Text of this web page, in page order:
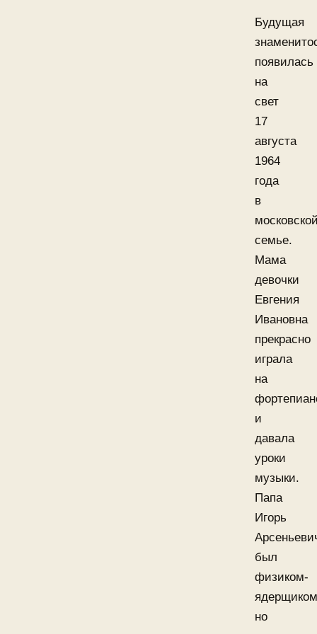
Будущая
появилась
на
свет
17
августа
1964
года
в
семье.
Мама
девочки
Евгения
Ивановна
прекрасно
играла
на
и
давала
уроки
музыки.
Папа
Игорь
был
физиком-
но